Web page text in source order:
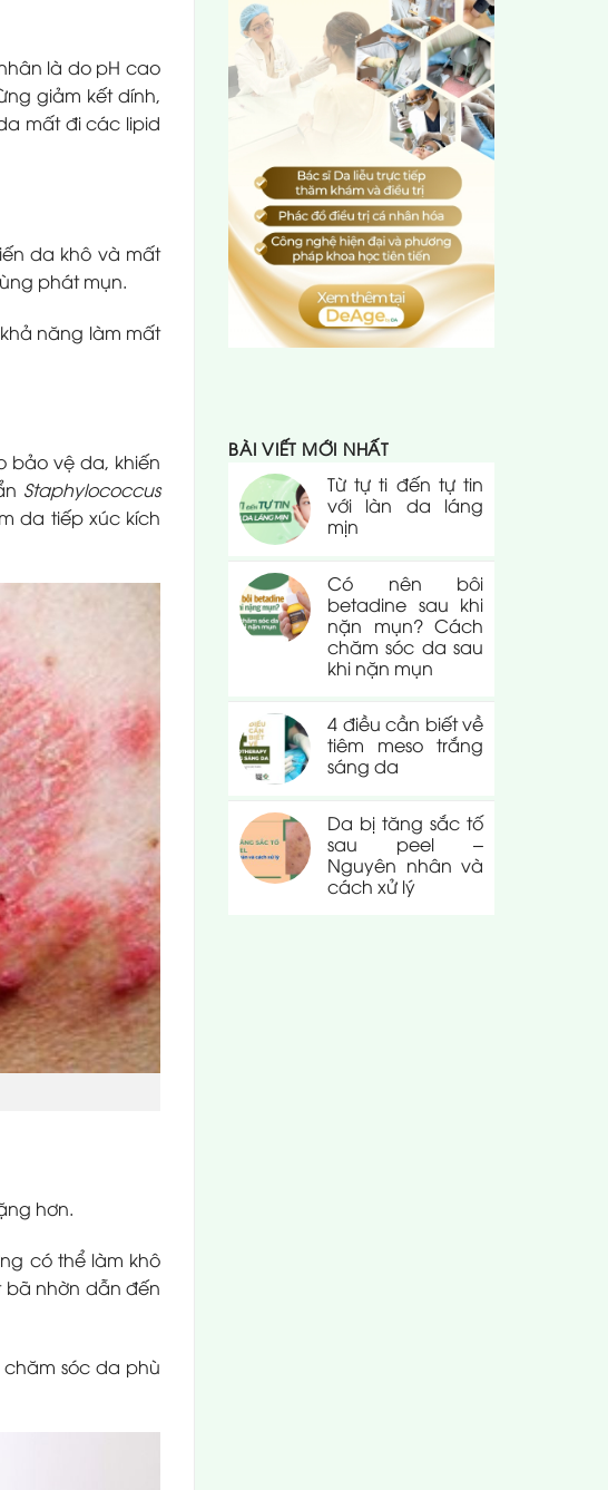
là do pH cao
giảm kết dính,
mất đi các lipid
da khô và mất
phát mụn.
năng làm mất
bảo vệ da, khiến
Staphylococcus
da tiếp xúc kích
hơn.
có thể làm khô
bã nhờn dẫn đến
sóc da phù
BÀI VIẾT MỚI NHẤT
Từ tự ti đến tự tin
với làn da láng
mịn
Có nên bôi
betadine sau khi
nặn mụn? Cách
chăm sóc da sau
khi nặn mụn
4 điều cần biết về
tiêm meso trắng
sáng da
Da bị tăng sắc tố
sau peel –
Nguyên nhân và
cách xử lý